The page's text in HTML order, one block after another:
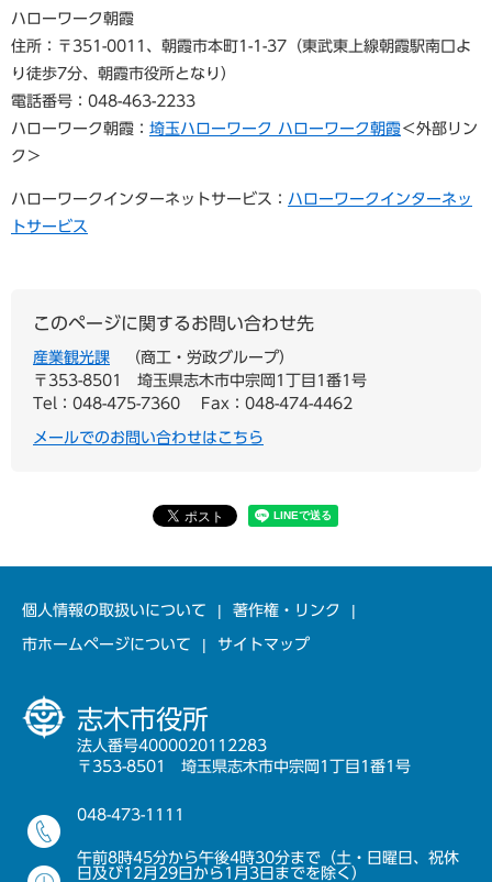
ハローワーク朝霞
住所：〒351-0011、朝霞市本町1-1-37（東武東上線朝霞駅南口よ
り徒歩7分、朝霞市役所となり）
電話番号：048-463-2233
ハローワーク朝霞： 埼玉ハローワーク ハローワーク朝霞＜外部リン
ク＞
ハローワークインターネットサービス： ハローワークインターネッ
トサービス
このページに関するお問い合わせ先
産業観光課
商工・労政グループ
〒353-8501
埼玉県志木市中宗岡1丁目1番1号
Tel：048-475-7360
Fax：048-474-4462
メールでのお問い合わせはこちら
個人情報の取扱いについて 著作権・リンク
市ホームページについて サイトマップ
志木市役所
法人番号4000020112283
〒353-8501 埼玉県志木市中宗岡1丁目1番1号
048-473-1111
午前8時45分から午後4時30分まで（土・日曜日、祝休
日及び12月29日から1月3日までを除く）